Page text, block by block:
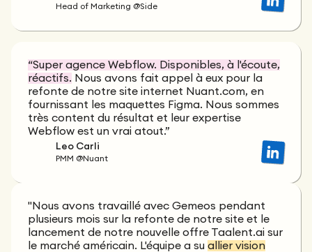
Head of Marketing @Side
“Super agence Webflow. Disponibles, à l'écoute,
réactifs. Nous avons fait appel à eux pour la
refonte de notre site internet Nuant.com, en
fournissant les maquettes Figma. Nous sommes
très content du résultat et leur expertise
Webflow est un vrai atout.”
Leo Carli
PMM @Nuant
"Nous avons travaillé avec Gemeos pendant
plusieurs mois sur la refonte de notre site et le
lancement de notre nouvelle offre Taalent.ai sur
le marché américain. L'équipe a su allier vision